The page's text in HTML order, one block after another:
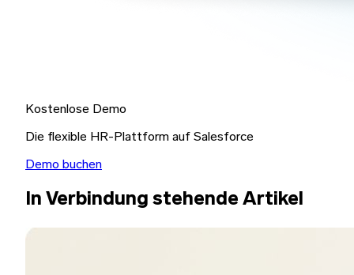
Kostenlose Demo
Die flexible HR-Plattform auf Salesforce
Demo buchen
In Verbindung stehende Artikel